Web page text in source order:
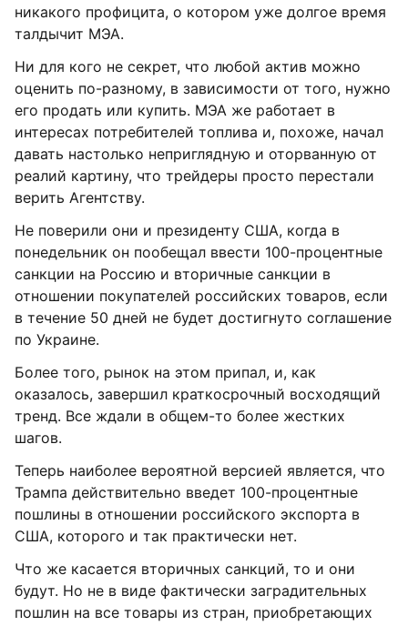
никакого профицита, о котором уже долгое время
талдычит МЭА.
Ни для кого не секрет, что любой актив можно
оценить по-разному, в зависимости от того, нужно
его продать или купить. МЭА же работает в
интересах потребителей топлива и, похоже, начал
давать настолько неприглядную и оторванную от
реалий картину, что трейдеры просто перестали
верить Агентству.
Не поверили они и президенту США, когда в
понедельник он пообещал ввести 100-процентные
санкции на Россию и вторичные санкции в
отношении покупателей российских товаров, если
в течение 50 дней не будет достигнуто соглашение
по Украине.
Более того, рынок на этом припал, и, как
оказалось, завершил краткосрочный восходящий
тренд. Все ждали в общем-то более жестких
шагов.
Теперь наиболее вероятной версией является, что
Трампа действительно введет 100-процентные
пошлины в отношении российского экспорта в
США, которого и так практически нет.
Что же касается вторичных санкций, то и они
будут. Но не в виде фактически заградительных
пошлин на все товары из стран, приобретающих